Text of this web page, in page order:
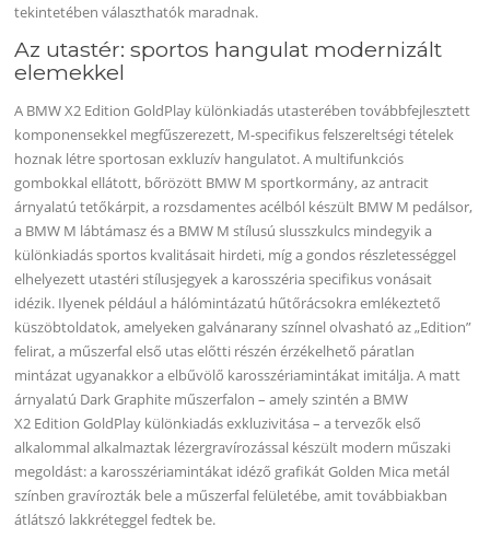
tekintetében választhatók maradnak.
Az utastér: sportos hangulat modernizált
elemekkel
A BMW X2 Edition GoldPlay különkiadás utasterében továbbfejlesztett
komponensekkel megfűszerezett, M-specifikus felszereltségi tételek
hoznak létre sportosan exkluzív hangulatot. A multifunkciós
gombokkal ellátott, bőrözött BMW M sportkormány, az antracit
árnyalatú tetőkárpit, a rozsdamentes acélból készült BMW M pedálsor,
a BMW M lábtámasz és a BMW M stílusú slusszkulcs mindegyik a
különkiadás sportos kvalitásait hirdeti, míg a gondos részletességgel
elhelyezett utastéri stílusjegyek a karosszéria specifikus vonásait
idézik. Ilyenek például a hálómintázatú hűtőrácsokra emlékeztető
küszöbtoldatok, amelyeken galvánarany színnel olvasható az „Edition”
felirat, a műszerfal első utas előtti részén érzékelhető páratlan
mintázat ugyanakkor a elbűvölő karosszériamintákat imitálja. A matt
árnyalatú Dark Graphite műszerfalon – amely szintén a BMW
X2 Edition GoldPlay különkiadás exkluzivitása – a tervezők első
alkalommal alkalmaztak lézergravírozással készült modern műszaki
megoldást: a karosszériamintákat idéző grafikát Golden Mica metál
színben gravírozták bele a műszerfal felületébe, amit továbbiakban
átlátszó lakkréteggel fedtek be.